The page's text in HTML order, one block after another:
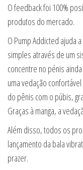
O feedback foi 100%
produtos do mercado.
O Pump Addicted ajuda
simples através de um
concentre no pénis
uma vedação
do pênis com o púbis,
Graças à manga, a
Além disso, todos os
lançamento da bala
prazer.